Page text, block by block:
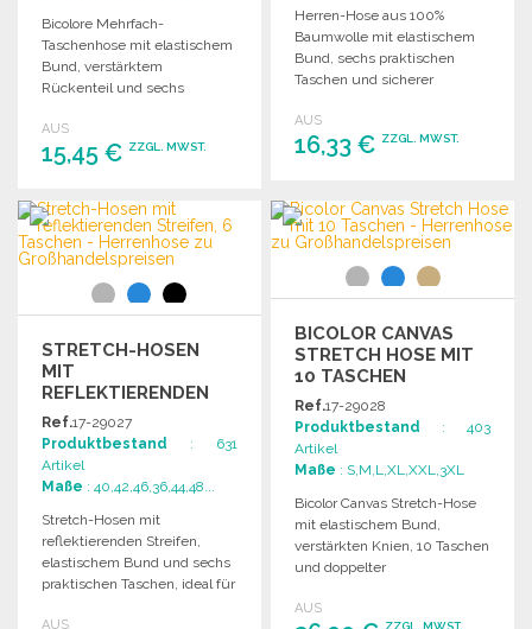
Bicolore Mehrfach-
Taschenhose mit elastischem
Bund, verstärktem
Rückenteil und sechs
optimalen Komfort und
Funktionalität.
AUS
15,45 € ZZGL. MWST.
BESTELLEN
Angebot anfordern
Herren-Hose aus 100%
Baumwolle mit elastischem
Bund, sechs praktischen
Taschen und sicherer
Komfort und Funktionalität.
AUS
16,33 € ZZGL. MWST.
Angebot anfordern
STRETCH-HOSEN
MIT
REFLEKTIERENDEN
STREIFEN, 6
TASCHEN
Ref.17-29027
Produktbestand : 631
Artikel
Maße : 40,42,46,36,44,48...
Stretch-Hosen mit
reflektierenden Streifen,
elastischem Bund und sechs
praktischen Taschen, ideal für
AUS
BICOLOR CANVAS
STRETCH HOSE MIT
10 TASCHEN
Ref.17-29028
Produktbestand : 403
Artikel
Maße : S,M,L,XL,XXL,3XL
Bicolor Canvas Stretch-Hose
mit elastischem Bund,
verstärkten Knien, 10 Taschen
und doppelter
Funktionalität.
AUS
ZZGL. MWST.